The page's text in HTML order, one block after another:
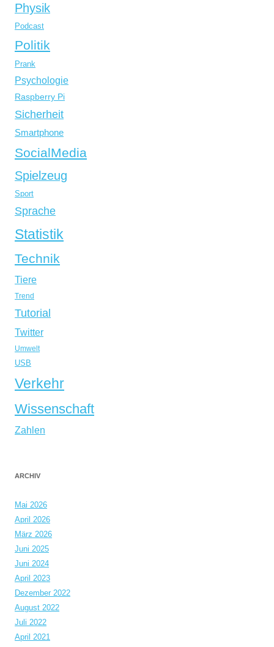
Physik
Podcast
Politik
Prank
Psychologie
Raspberry Pi
Sicherheit
Smartphone
SocialMedia
Spielzeug
Sport
Sprache
Statistik
Technik
Tiere
Trend
Tutorial
Twitter
Umwelt
USB
Verkehr
Wissenschaft
Zahlen
ARCHIV
Mai 2026
April 2026
März 2026
Juni 2025
Juni 2024
April 2023
Dezember 2022
August 2022
Juli 2022
April 2021